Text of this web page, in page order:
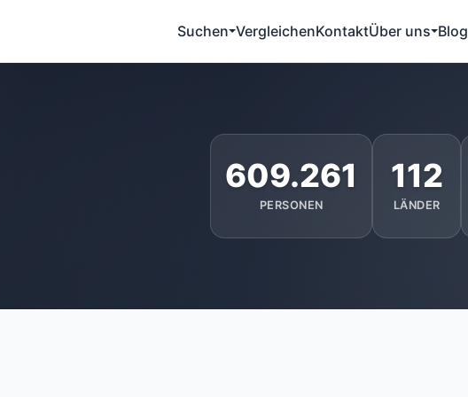
Suchen VergleichenKontaktÜber uns Blog
609.261
PERSONEN
112
LÄNDER